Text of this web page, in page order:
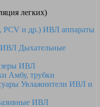
легких)
ИВЛ аппараты
Дыхательные
ИВЛ
Амбу, трубки
Увлажнители ИВЛ и
ИВЛ